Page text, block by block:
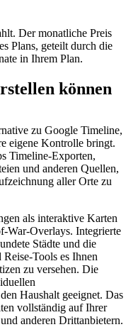
Der monatliche Preis
Plans, geteilt durch die
in Ihrem Plan.
können
zu Google Timeline,
eigene Kontrolle bringt.
Timeline-Exporten,
und anderen Quellen,
aller Orte zu
als interaktive Karten
War-Overlays. Integrierte
Städte und die
Tools es Ihnen
zu versehen. Die
Haushalt geeignet. Das
vollständig auf Ihrer
anderen Drittanbietern.